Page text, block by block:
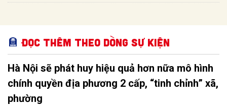
Đọc thêm Theo dòng sự kiện
Hà Nội sẽ phát huy hiệu quả hơn nữa mô hình
chính quyền địa phương 2 cấp, “tinh chỉnh” xã,
phường